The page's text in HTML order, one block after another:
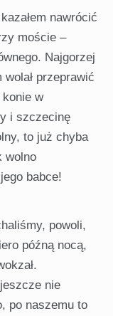
nawrócić
moście –
Najgorzej
przeprawić
w
i szczecinę
to już chyba
wolno
babce!
powoli,
późną nocą,
nie
po naszemu to